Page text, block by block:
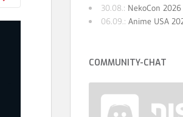
30.08.: NekoCon
06.09.: Anime USA
COMMUNITY-CHAT